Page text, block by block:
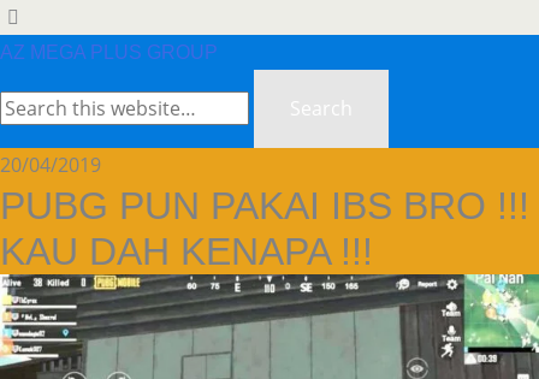
AZ MEGA PLUS GROUP
20/04/2019
PUBG PUN PAKAI IBS BRO !!!
KAU DAH KENAPA !!!